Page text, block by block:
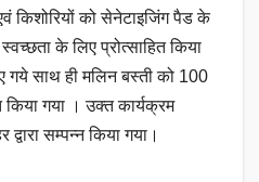
किशोरियों को सेनेटाइजिंग पैड के
के लिए प्रोत्साहित किया
गये साथ ही मलिन बस्ती को 100
किया गया । उक्त कार्यक्रम
सम्पन्न किया गया।